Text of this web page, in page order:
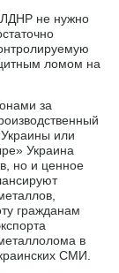
ЛДНР не нужно
ломом на
за
или
Украина
но и ценное
гражданам
в
СМИ.